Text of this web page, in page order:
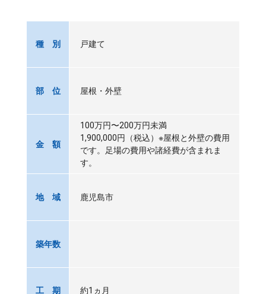
種 別 戸建て
部 位 屋根・外壁
金 額
100万円〜200万円未満
1,900,000円（税込）※屋根と外壁の費用
です。足場の費用や諸経費が含まれま
す。
地 域 鹿児島市
築年数
工 期 約1ヵ月